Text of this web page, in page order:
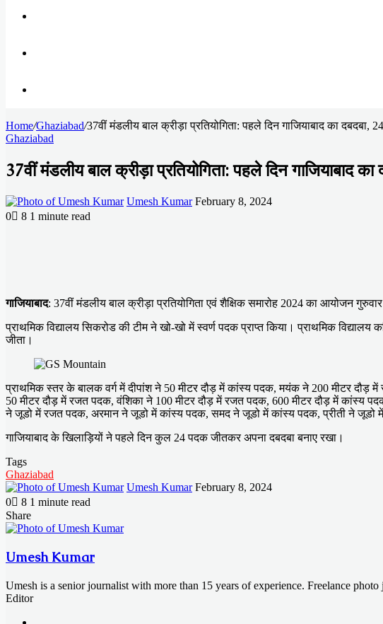
for
Home/Ghaziabad/37वीं मंडलीय बाल क्रीड़ा प्रतियोगिता: पहले दिन गाजियाबाद का दबदबा,
Ghaziabad
37वीं मंडलीय बाल क्रीड़ा प्रतियोगिता: पहले दिन गाजियाबाद
Umesh Kumar Send
February 8, 2024
0
8 1 minute read
गाजियाबाद: 37वीं मंडलीय बाल क्रीड़ा प्रतियोगिता एवं शैक्षिक समारोह 2024 का आयोजन
प्राथमिक विद्यालय सिकरोड की टीम ने खो-खो में स्वर्ण पदक प्राप्त किया। प्राथमिक
जीता।
प्राथमिक स्तर के बालक वर्ग में दीपांश ने 50 मीटर दौड़ में कांस्य पदक, मयंक ने 200 मीटर
50 मीटर दौड़ में रजत पदक, वंशिका ने 100 मीटर दौड़ में रजत पदक, 600 मीटर दौड़ में
ने जूडो में रजत पदक, अरमान ने जूडो में कांस्य पदक, समद ने जूडो में कांस्य पदक, प्रीती ने
गाजियाबाद के खिलाड़ियों ने पहले दिन कुल 24 पदक जीतकर अपना दबदबा बनाए रखा।
Tags
Ghaziabad
Umesh Kumar Send
February 8, 2024
0
8 1 minute read
Facebook
X
LinkedIn
Messenger
Messenger
WhatsApp
Telegram
Share
Facebook
X
LinkedIn
Messenger
Messenger
WhatsApp
Telegram
Share
Email
Print
Umesh Kumar
Umesh is a senior journalist with more than 15 years of experience. Freelance
Editor